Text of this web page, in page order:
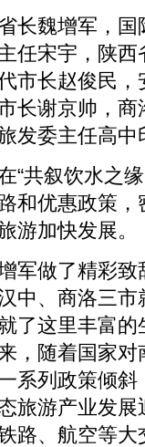
魏增军，国
任宋宇，陕
市长赵俊民
长谢京帅，
发委主任高中
叙饮水之缘
和优惠政策
游加快发展。
做了精彩致
中、商洛三
了这里丰富
，随着国家
列政策倾斜
旅游产业发
路、航空等